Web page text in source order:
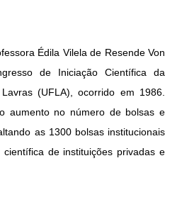
Édila Vilela de Resende Von
de Iniciação Científica da
(UFLA), ocorrido em 1986.
aumento no número de bolsas e
as 1300 bolsas institucionais
de instituições privadas e